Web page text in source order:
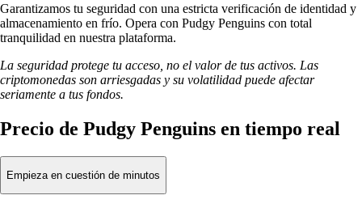
Garantizamos tu seguridad con una estricta verificación de identidad y
almacenamiento en frío. Opera con Pudgy Penguins con total
tranquilidad en nuestra plataforma.
La seguridad protege tu acceso, no el valor de tus activos. Las
criptomonedas son arriesgadas y su volatilidad puede afectar
seriamente a tus fondos.
Precio de Pudgy Penguins en tiempo real
Empieza en cuestión de minutos